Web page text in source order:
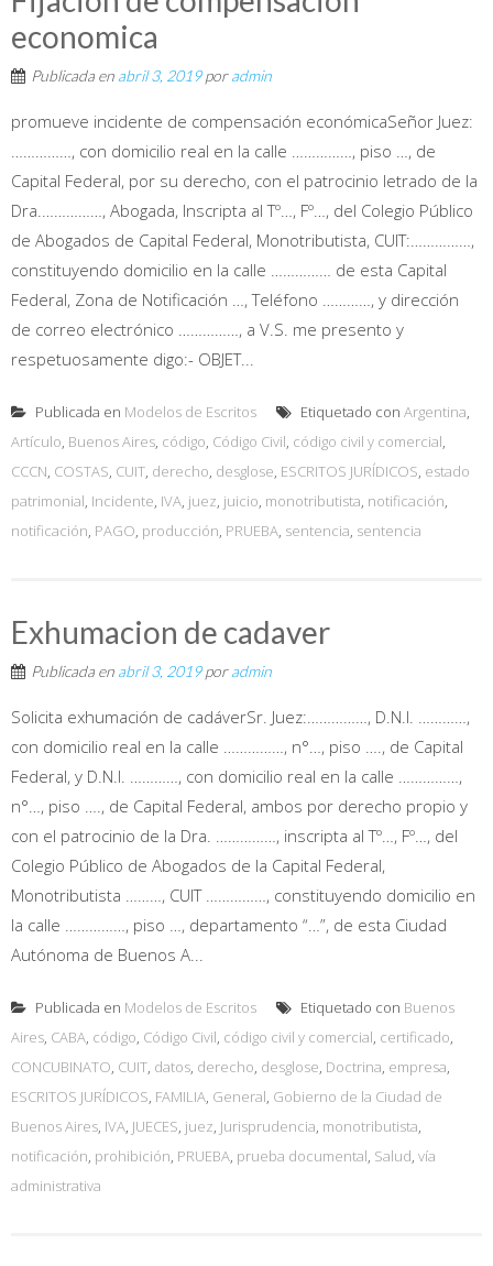
economica
Publicada en abril 3, 2019poradmin
promueve incidente de compensación económicaSeñor Juez:
……………, con domicilio real en la calle ……………, piso …, de
Capital Federal, por su derecho, con el patrocinio letrado de la
Dra.……………, Abogada, Inscripta al Tº…, Fº…, del Colegio Público
de Abogados de Capital Federal, Monotributista, CUIT:……………,
constituyendo domicilio en la calle …………… de esta Capital
Federal, Zona de Notificación …, Teléfono …………, y dirección
de correo electrónico ……………, a V.S. me presento y
respetuosamente digo:- OBJET...
Publicada en Modelos de Escritos Etiquetado con Argentina,
Artículo, Buenos Aires, código, Código Civil, código civil y comercial,
CCCN, COSTAS, CUIT, derecho, desglose, ESCRITOS JURÍDICOS, estado
patrimonial, Incidente, IVA, juez, juicio, monotributista, notificación,
notificación, PAGO, producción, PRUEBA, sentencia, sentencia
Exhumacion de cadaver
Publicada en abril 3, 2019poradmin
Solicita exhumación de cadáverSr. Juez:……………, D.N.I. …………,
con domicilio real en la calle ……………, n°…, piso …., de Capital
Federal, y D.N.I. …………, con domicilio real en la calle ……………,
n°…, piso …., de Capital Federal, ambos por derecho propio y
con el patrocinio de la Dra. ……………, inscripta al Tº…, Fº…, del
Colegio Público de Abogados de la Capital Federal,
Monotributista ………, CUIT ……………, constituyendo domicilio en
la calle ……………, piso …, departamento “…”, de esta Ciudad
Autónoma de Buenos A...
Publicada en Modelos de Escritos Etiquetado con Buenos
Aires, CABA, código, Código Civil, código civil y comercial, certificado,
CONCUBINATO, CUIT, datos, derecho, desglose, Doctrina, empresa,
ESCRITOS JURÍDICOS, FAMILIA, General, Gobierno de la Ciudad de
Buenos Aires, IVA, JUECES, juez, Jurisprudencia, monotributista,
notificación, prohibición, PRUEBA, prueba documental, Salud, vía
administrativa